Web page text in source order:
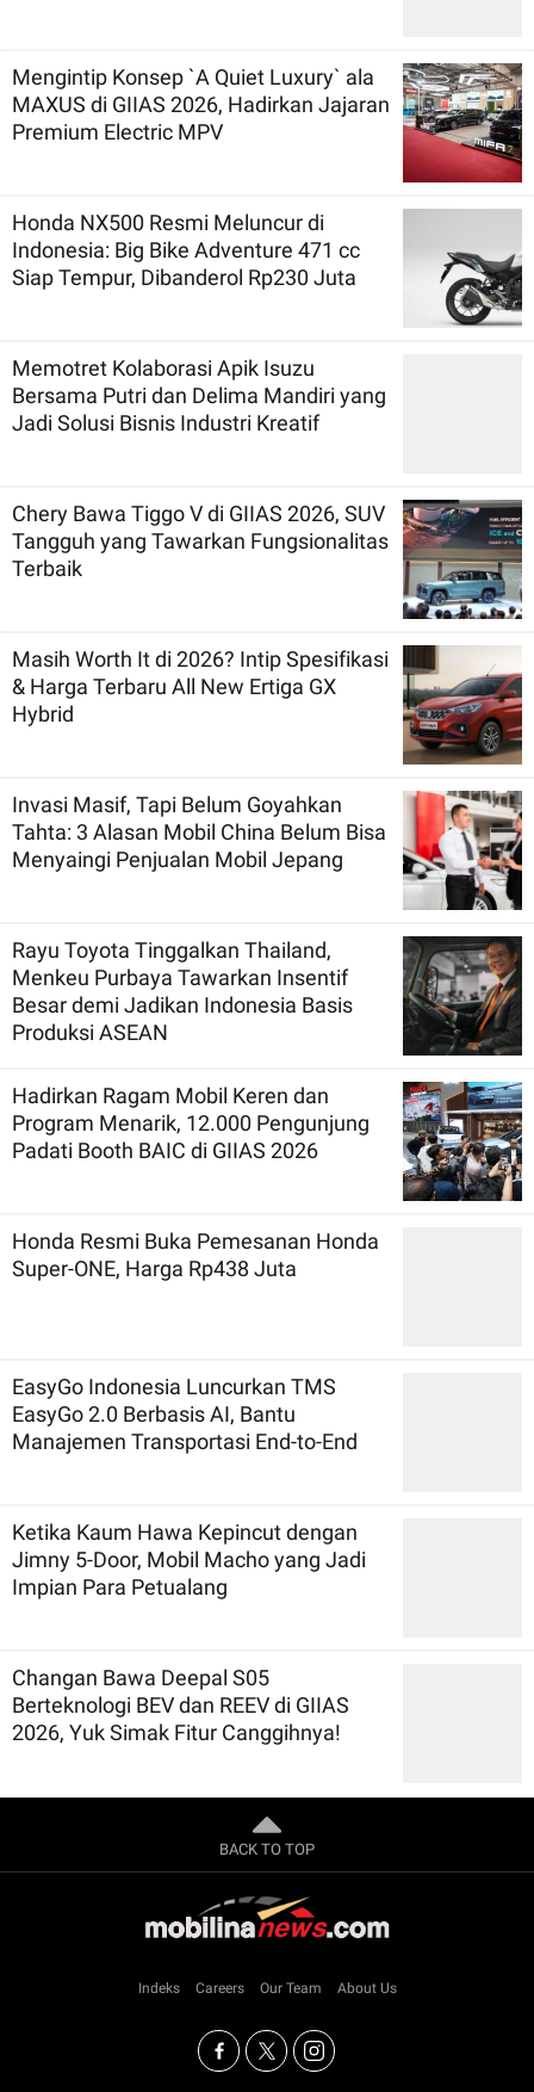
Mengintip Konsep `A Quiet Luxury` ala
MAXUS di GIIAS 2026, Hadirkan Jajaran
Premium Electric MPV
Honda NX500 Resmi Meluncur di
Indonesia: Big Bike Adventure 471 cc
Siap Tempur, Dibanderol Rp230 Juta
Memotret Kolaborasi Apik Isuzu
Bersama Putri dan Delima Mandiri yang
Jadi Solusi Bisnis Industri Kreatif
Chery Bawa Tiggo V di GIIAS 2026, SUV
Tangguh yang Tawarkan Fungsionalitas
Terbaik
Masih Worth It di 2026? Intip Spesifikasi
& Harga Terbaru All New Ertiga GX
Hybrid
Invasi Masif, Tapi Belum Goyahkan
Tahta: 3 Alasan Mobil China Belum Bisa
Menyaingi Penjualan Mobil Jepang
Rayu Toyota Tinggalkan Thailand,
Menkeu Purbaya Tawarkan Insentif
Besar demi Jadikan Indonesia Basis
Produksi ASEAN
Hadirkan Ragam Mobil Keren dan
Program Menarik, 12.000 Pengunjung
Padati Booth BAIC di GIIAS 2026
Honda Resmi Buka Pemesanan Honda
Super-ONE, Harga Rp438 Juta
EasyGo Indonesia Luncurkan TMS
EasyGo 2.0 Berbasis AI, Bantu
Manajemen Transportasi End-to-End
Ketika Kaum Hawa Kepincut dengan
Jimny 5-Door, Mobil Macho yang Jadi
Impian Para Petualang
Changan Bawa Deepal S05
Berteknologi BEV dan REEV di GIIAS
2026, Yuk Simak Fitur Canggihnya!
BACK TO TOP
Indeks Careers Our Team About Us